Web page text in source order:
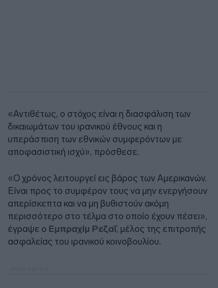
«Αντιθέτως, ο στόχος είναι η διασφάλιση των
δικαιωμάτων του ιρανικού έθνους και η
υπεράσπιση των εθνικών συμφερόντων με
αποφασιστική ισχύ», πρόσθεσε.
«Ο χρόνος λειτουργεί εις βάρος των Αμερικανών.
Είναι προς το συμφέρον τους να μην ενεργήσουν
απερίσκεπτα και να μη βυθιστούν ακόμη
περισσότερο στο τέλμα στο οποίο έχουν πέσει»,
έγραψε ο Εμπραχίμ Ρεζαΐ, μέλος της επιτροπής
ασφαλείας του ιρανικού κοινοβουλίου.